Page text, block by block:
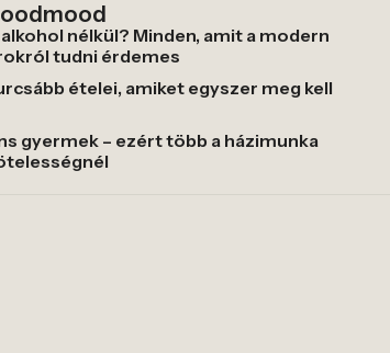
nélkül? Minden, amit a modern
tudni érdemes
ételei, amiket egyszer meg kell
gyermek – ezért több a házimunka